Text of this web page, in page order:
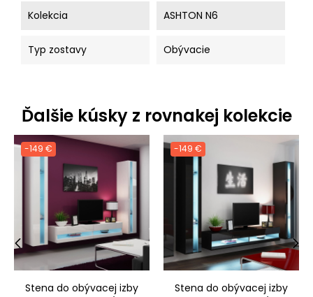
Kolekcia ASHTON N6
Typ zostavy Obývacie
Ďalšie kúsky z rovnakej kolekcie
-149 €
Stena do obývacej izby
-149 €
Stena do obývacej izby
‹ ›